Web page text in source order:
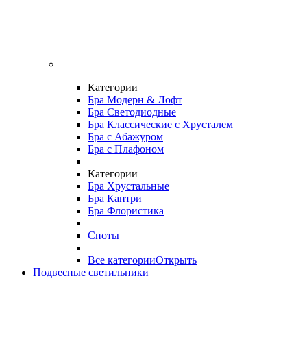
Категории
Бра Модерн & Лофт
Бра Светодиодные
Бра Классические с Хрусталем
Бра с Абажуром
Бра с Плафоном
Категории
Бра Хрустальные
Бра Кантри
Бра Флористика
Споты
Все категорииОткрыть
Подвесные светильники